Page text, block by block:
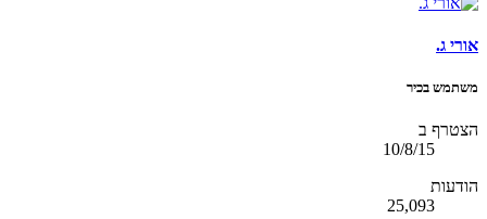
אורי ג.
משתמש בכיר
הצטרף ב
10/8/15
הודעות
25,093